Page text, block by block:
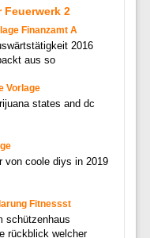
Feuerwerk 2
Finanzamt A
2016
aus so
Vorlage
states and dc
von coole diys in 2019
Fitnessst
schützenhaus
rückblick welcher